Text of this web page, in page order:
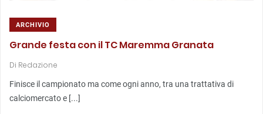
ARCHIVIO
Grande festa con il TC Maremma Granata
Di Redazione
Finisce il campionato ma come ogni anno, tra una trattativa di
calciomercato e [...]